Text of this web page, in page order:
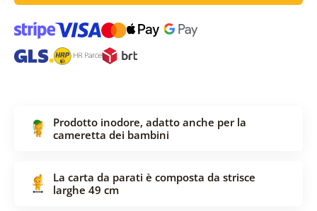
Prodotto inodore, adatto anche per la
cameretta dei bambini
La carta da parati è composta da strisce
larghe 49 cm